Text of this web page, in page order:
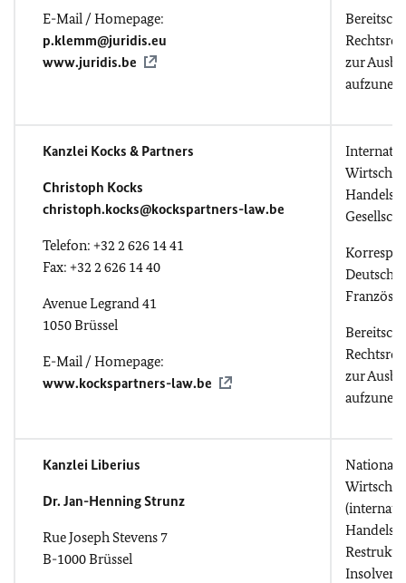
E-Mail / Homepage:
p.klemm@juridis.eu
www.juridis.be
zur
Kanzlei Kocks & Partners
Christoph Kocks
christoph.kocks@kockspartners-law.be
Telefon: +32 2 626 14 41
Fax: +32 2 626 14 40
Avenue Legrand 41
1050 Brüssel
E-Mail / Homepage:
www.kockspartners-law.be
Handels-
Deutsch,
zur
Kanzlei Liberius
Dr. Jan-Henning Strunz
Rue Joseph Stevens 7
B-1000 Brüssel
National